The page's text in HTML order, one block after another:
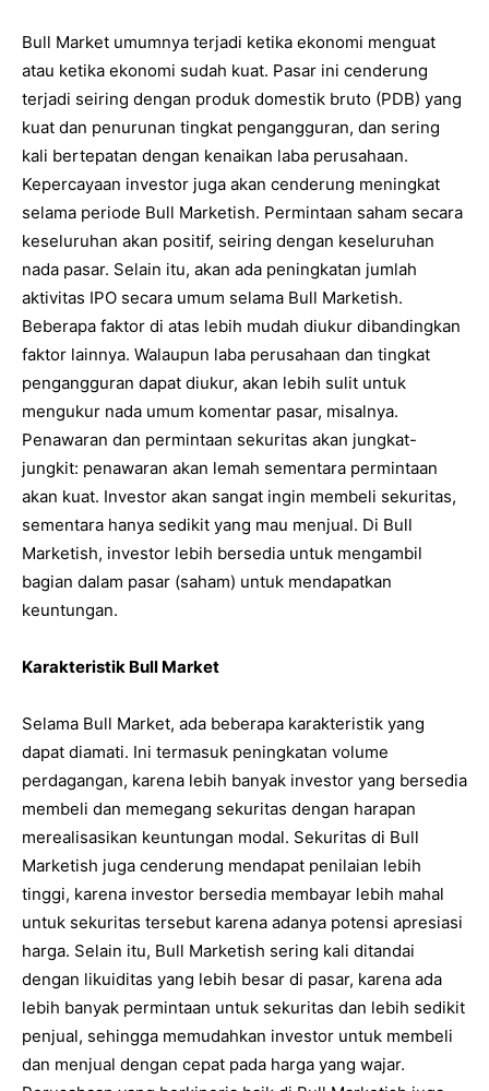
Bull Market umumnya terjadi ketika ekonomi menguat
atau ketika ekonomi sudah kuat. Pasar ini cenderung
terjadi seiring dengan produk domestik bruto (PDB) yang
kuat dan penurunan tingkat pengangguran, dan sering
kali bertepatan dengan kenaikan laba perusahaan.
Kepercayaan investor juga akan cenderung meningkat
selama periode Bull Marketish. Permintaan saham secara
keseluruhan akan positif, seiring dengan keseluruhan
nada pasar. Selain itu, akan ada peningkatan jumlah
aktivitas IPO secara umum selama Bull Marketish.
Beberapa faktor di atas lebih mudah diukur dibandingkan
faktor lainnya. Walaupun laba perusahaan dan tingkat
pengangguran dapat diukur, akan lebih sulit untuk
mengukur nada umum komentar pasar, misalnya.
Penawaran dan permintaan sekuritas akan jungkat-
jungkit: penawaran akan lemah sementara permintaan
akan kuat. Investor akan sangat ingin membeli sekuritas,
sementara hanya sedikit yang mau menjual. Di Bull
Marketish, investor lebih bersedia untuk mengambil
bagian dalam pasar (saham) untuk mendapatkan
keuntungan.
Karakteristik Bull Market
Selama Bull Market, ada beberapa karakteristik yang
dapat diamati. Ini termasuk peningkatan volume
perdagangan, karena lebih banyak investor yang bersedia
membeli dan memegang sekuritas dengan harapan
merealisasikan keuntungan modal. Sekuritas di Bull
Marketish juga cenderung mendapat penilaian lebih
tinggi, karena investor bersedia membayar lebih mahal
untuk sekuritas tersebut karena adanya potensi apresiasi
harga. Selain itu, Bull Marketish sering kali ditandai
dengan likuiditas yang lebih besar di pasar, karena ada
lebih banyak permintaan untuk sekuritas dan lebih sedikit
penjual, sehingga memudahkan investor untuk membeli
dan menjual dengan cepat pada harga yang wajar.